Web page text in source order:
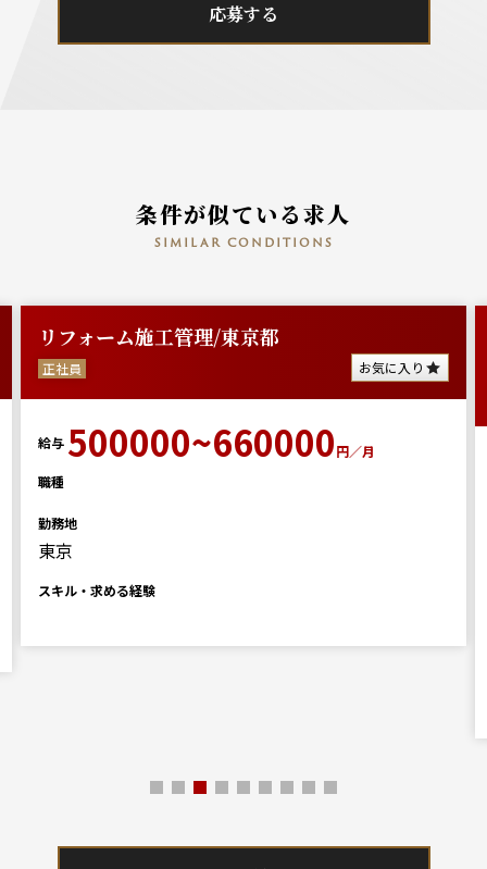
応募する
条件が似ている求人
similar conditions
リフォーム施工管理/東京都
正社員 お気に入り
給与 500000~660000円／月
職種
勤務地
東京
スキル・求める経験